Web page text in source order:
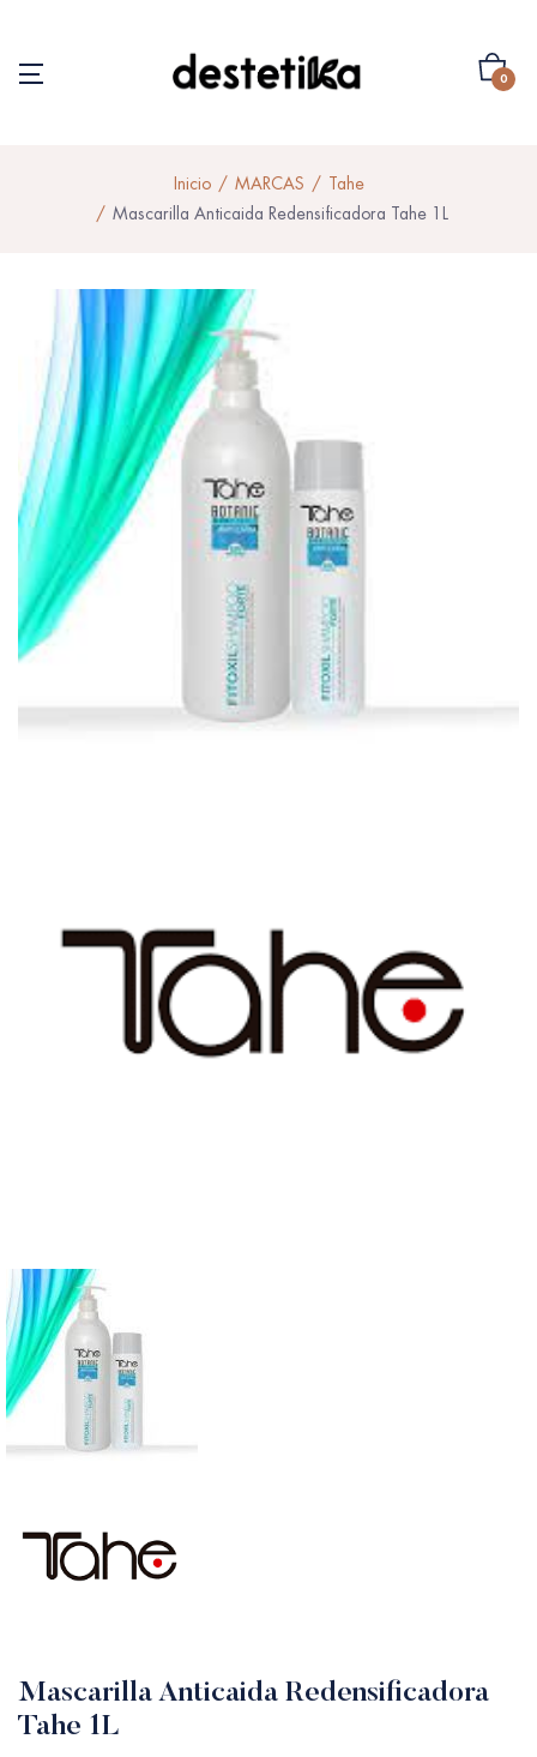
0
Inicio MARCAS
Tahe
Mascarilla Anticaida Redensificadora Tahe 1L
Mascarilla Anticaida Redensificadora
Tahe 1L